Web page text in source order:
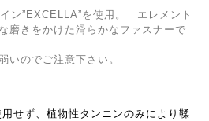
ン”EXCELLA”を使用。 エレメント
磨きをかけた滑らかなファスナーで
いのでご注意下さい。
せず、植物性タンニンのみにより鞣